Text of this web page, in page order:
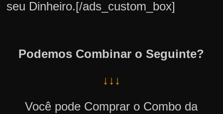
seu Dinheiro.[/ads_custom_box]
Podemos Combinar o Seguinte?
↓↓↓
Você pode Comprar o Combo da